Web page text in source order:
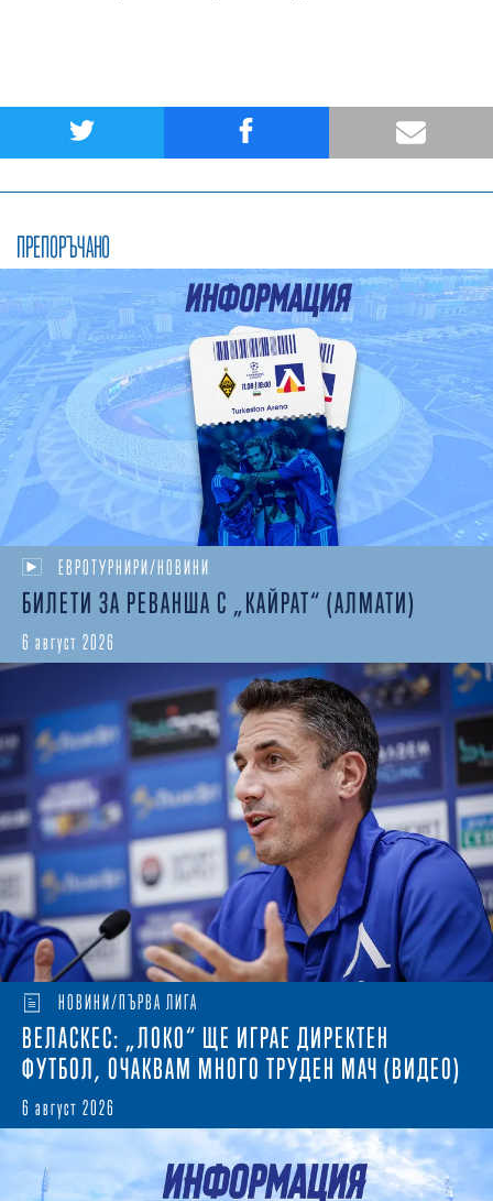
ПРЕПОРЪЧАНО
ЕВРОТУРНИРИ/НОВИНИ
БИЛЕТИ ЗА РЕВАНША С „КАЙРАТ“ (АЛМАТИ)
6 август 2026
НОВИНИ/ПЪРВА ЛИГА
ВЕЛАСКЕС: „ЛОКО“ ЩЕ ИГРАЕ ДИРЕКТЕН
ФУТБОЛ, ОЧАКВАМ МНОГО ТРУДЕН МАЧ (ВИДЕО)
6 август 2026